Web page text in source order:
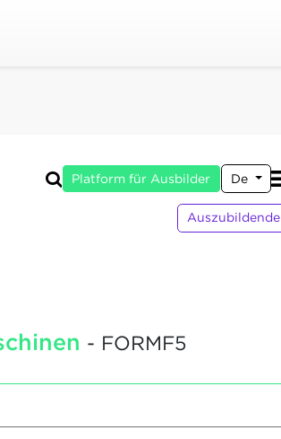
Platform für Ausbilder De
Auszubildende
- FORMF5